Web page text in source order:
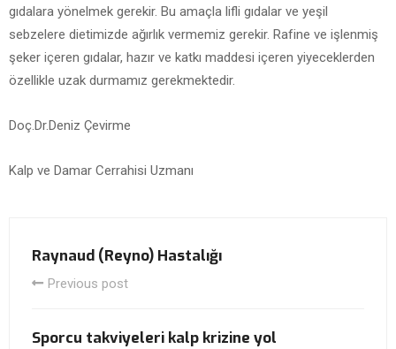
gıdalara yönelmek gerekir. Bu amaçla lifli gıdalar ve yeşil
sebzelere dietimizde ağırlık vermemiz gerekir. Rafine ve işlenmiş
şeker içeren gıdalar, hazır ve katkı maddesi içeren yiyeceklerden
özellikle uzak durmamız gerekmektedir.
Doç.Dr.Deniz Çevirme
Kalp ve Damar Cerrahisi Uzmanı
Raynaud (Reyno) Hastalığı
Previous post
Sporcu takviyeleri kalp krizine yol